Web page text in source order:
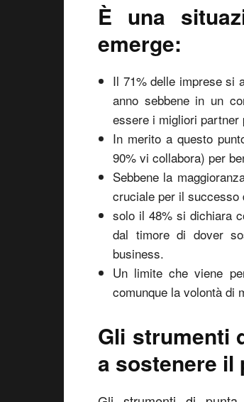
È una
emerge:
Il 71% delle imprese si
anno sebbene in un
essere i migliori partner
In merito a questo
90% vi collabora) per
Sebbene la
cruciale per il successo
solo il 48% si dichiara
dal timore di dover
business.
Un limite che viene
comunque la volontà di
Gli strumenti
a sostenere il